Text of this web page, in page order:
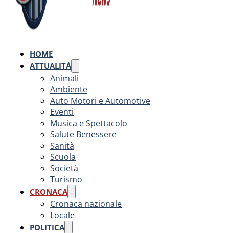
HOME
ATTUALITÀ
Animali
Ambiente
Auto Motori e Automotive
Eventi
Musica e Spettacolo
Salute Benessere
Sanità
Scuola
Società
Turismo
CRONACA
Cronaca nazionale
Locale
POLITICA